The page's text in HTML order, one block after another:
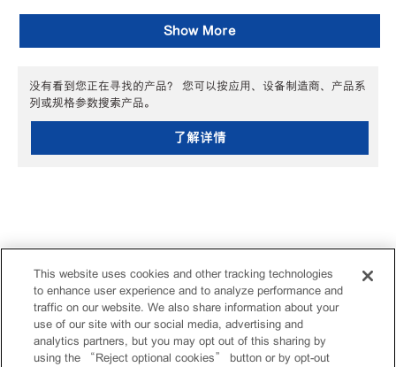
Show More
没有看到您正在寻找的产品？ 您可以按应用、设备制造商、产品系
列或规格参数搜索产品。
了解详情
This website uses cookies and other tracking technologies
to enhance user experience and to analyze performance and
traffic on our website. We also share information about your
use of our site with our social media, advertising and
analytics partners, but you may opt out of this sharing by
using the “Reject optional cookies” button or by opt-out